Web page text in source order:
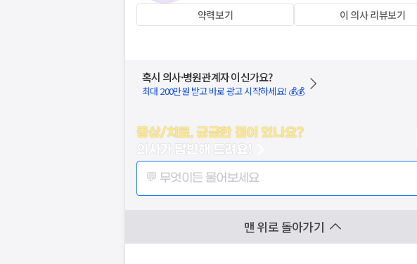
약력보기 이 의사 리뷰보기
혹시 의사·병원관계자 이신가요?
최대 200만원 받고 바로 광고 시작하세요! 💰💰
증상/치료, 궁금한 점이 있나요?
의사가 답변해 드려요!
💬 무엇이든 물어보세요
맨 위로 돌아가기